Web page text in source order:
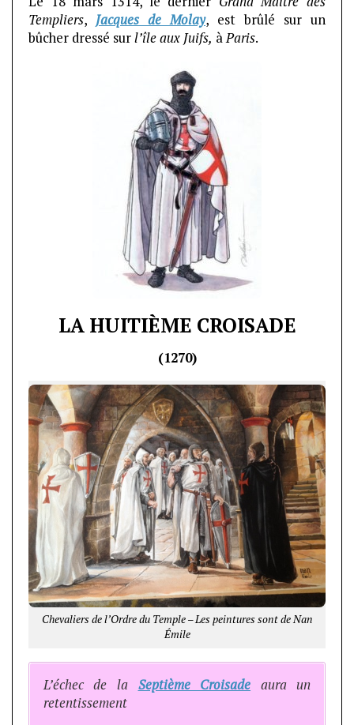
Templiers, Jacques de Molay, est brûlé sur un
bûcher dressé surl’île aux Juifs, àParis.
LA HUITIÈME CROISADE
(1270)
Chevaliers de l’Ordre du Temple – Les peintures sont de Nan
Émile
L’échec de la Septième Croisade aura un
retentissement